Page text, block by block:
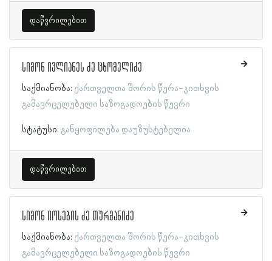
დაწვრილებით
სიმონ ივლიანეს ძე ცხომელიძე
საქმიანობა: ქართველთა შორის წერა-კითხვის
გამავრცელებელი საზოგადოების წევრი
სტატუსი: განყოფილება დაუზუსტებელია
დაწვრილებით
სიმონ იოსების ძე თურმანიძე
საქმიანობა: ქართველთა შორის წერა-კითხვის
გამავრცელებელი საზოგადოების წევრი